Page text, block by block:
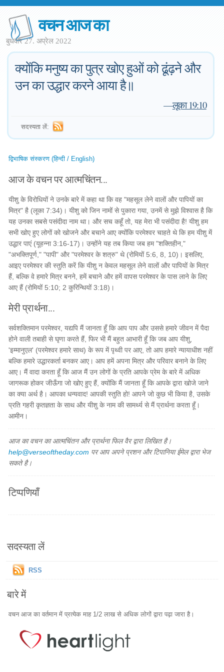
वचन आज का
बुधवार 27. अप्रेल 2022
क्योंकि मनुष्य का पुत्र खोए हुओं को ढूंढ़ने और
उन का उद्धार करने आया है॥
—लूका 19:10
सदस्यता लें:
द्विभाषिक संस्करण (हिन्दी / English)
आज के वचन पर आत्मचिंतन...
यीशु के विरोधियों ने उनके बारे में कहा था कि वह "महसूल लेने वालों और पापियों का
मित्र" है (लूका 7:34)। यीशु को जिन नामों से पुकारा गया, उनमें से मुझे विश्वास है कि
यह उनका सबसे पसंदीदा नाम था। और सच कहूँ तो, यह मेरा भी पसंदीदा है! यीशु हम
सभी खोए हुए लोगों को खोजने और बचाने आए क्योंकि परमेश्वर चाहते थे कि हम यीशु में
उद्धार पाएं (यूहन्ना 3:16-17)। उन्होंने यह तब किया जब हम "शक्तिहीन,"
"अभक्तिपूर्ण," "पापी" और "परमेश्वर के शत्रु" थे (रोमियों 5:6, 8, 10)। इसलिए,
आइए परमेश्वर की स्तुति करें कि यीशु न केवल महसूल लेने वालों और पापियों के मित्र
हैं, बल्कि वे हमारे मित्र बनने, हमें बचाने और हमें वापस परमेश्वर के पास लाने के लिए
आए हैं (रोमियों 5:10; 2 कुरिन्थियों 3:18)।
मेरी प्रार्थना...
सर्वशक्तिमान परमेश्वर, यद्यपि मैं जानता हूँ कि आप पाप और उससे हमारे जीवन में पैदा
होने वाली तबाही से घृणा करते हैं, फिर भी मैं बहुत आभारी हूँ कि जब आप यीशु,
'इम्मानुएल' (परमेश्वर हमारे साथ) के रूप में पृथ्वी पर आए, तो आप हमारे न्यायाधीश नहीं
बल्कि हमारे उद्धारकर्ता बनकर आए। आप हमें अपना मित्र और परिवार बनाने के लिए
आए। मैं वादा करता हूँ कि आज मैं उन लोगों के प्रति आपके प्रेम के बारे में अधिक
जागरूक होकर जीऊँगा जो खोए हुए हैं, क्योंकि मैं जानता हूँ कि आपके द्वारा खोजे जाने
का क्या अर्थ है। आपका धन्यवाद! आपकी स्तुति हो! आपने जो कुछ भी किया है, उसके
प्रति गहरी कृतज्ञता के साथ और यीशु के नाम की सामर्थ्य से मैं प्रार्थना करता हूँ।
आमीन।
आज का वचन का आत्मचिंतन और प्रार्थना फिल वैर द्वारा लिखित है।
help@verseoftheday.com पर आप अपने प्रशन और टिपानिया ईमेल द्वारा भेज
सकते है।
टिप्पणियाँ
सदस्यता लें
RSS
बारे में
वचन आज का वर्तमान में प्रत्येक माह 1/2 लाख से अधिक लोगों द्वारा पढ़ा जारा है।